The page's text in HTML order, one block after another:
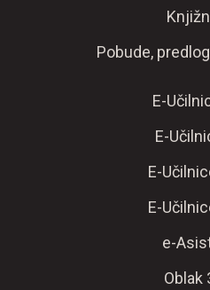
Pobude,
E-
E-
E-
E-
e-
Oblak